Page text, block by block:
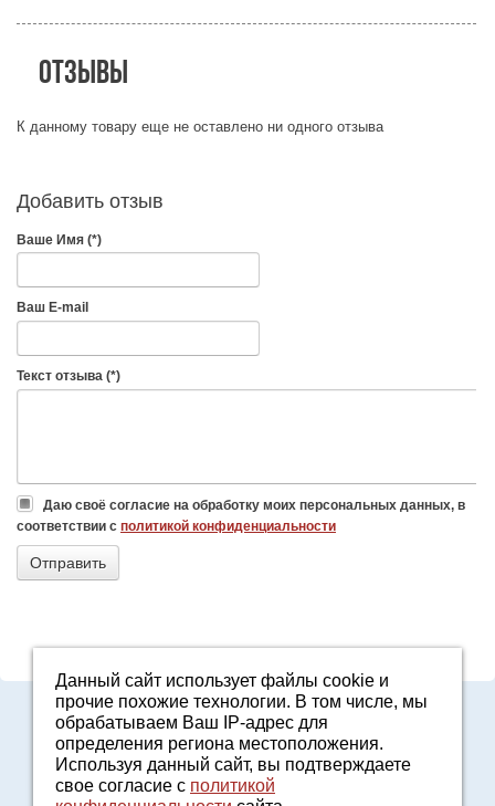
Отзывы
К данному товару еще не оставлено ни одного отзыва
Добавить отзыв
Ваше Имя (*)
Ваш E-mail
Текст отзыва (*)
Даю своё согласие на обработку моих персональных данных, в
соответствии с политикой конфиденциальности
8-800-7000-371
2161601@agro96.ru
Политика конфиденциальности
8-800-7000-371
Данный сайт использует файлы cookie и
прочие похожие технологии. В том числе, мы
обрабатываем Ваш IP-адрес для
определения региона местоположения.
Используя данный сайт, вы подтверждаете
свое согласие с политикой